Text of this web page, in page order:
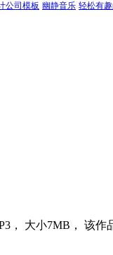
公司模板 幽静音乐 轻松有
， 大小7MB， 该